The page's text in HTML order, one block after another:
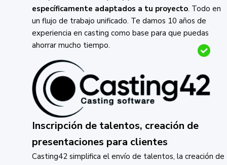
específicamente adaptados a tu proyecto. Todo en
un flujo de trabajo unificado. Te damos 10 años de
experiencia en casting como base para que puedas
ahorrar mucho tiempo.
Inscripción de talentos, creación de
presentaciones para clientes
Casting42 simplifica el envío de talentos, la creación de